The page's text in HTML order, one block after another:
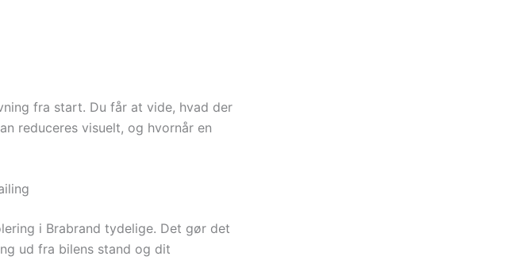
fra start. Du får at vide, hvad der
reduceres visuelt, og hvornår en
i Brabrand tydelige. Det gør det
ud fra bilens stand og dit